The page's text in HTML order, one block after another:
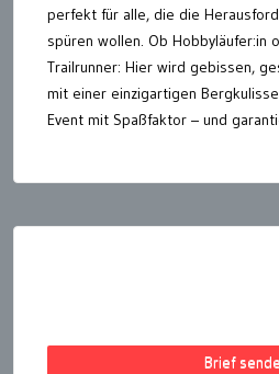
perfekt für alle, die die
spüren wollen. Ob Hobbyläufer:in
Trailrunner: Hier wird gebissen,
mit einer einzigartigen
Event mit Spaßfaktor – und
der
Brief